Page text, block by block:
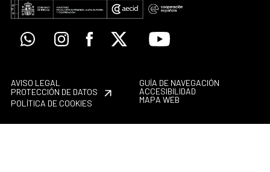
WhatsappInstagramFacebook
X Youtube
AVISO LEGAL
PROTECCIÓN DE DATOS
POLÍTICA DE COOKIES
GUÍA DE NAVEGACIÓN
ACCESIBILIDAD
MAPA WEB